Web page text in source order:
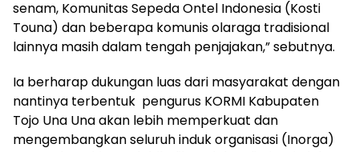
senam, Komunitas Sepeda Ontel Indonesia (Kosti
Touna) dan beberapa komunis olaraga tradisional
lainnya masih dalam tengah penjajakan,” sebutnya.
Ia berharap dukungan luas dari masyarakat dengan
nantinya terbentuk pengurus KORMI Kabupaten
Tojo Una Una akan lebih memperkuat dan
mengembangkan seluruh induk organisasi (Inorga)